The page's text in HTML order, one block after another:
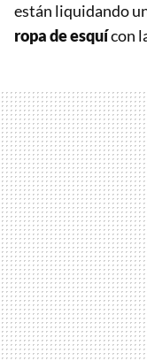
están liquidando
ropa de esquícon